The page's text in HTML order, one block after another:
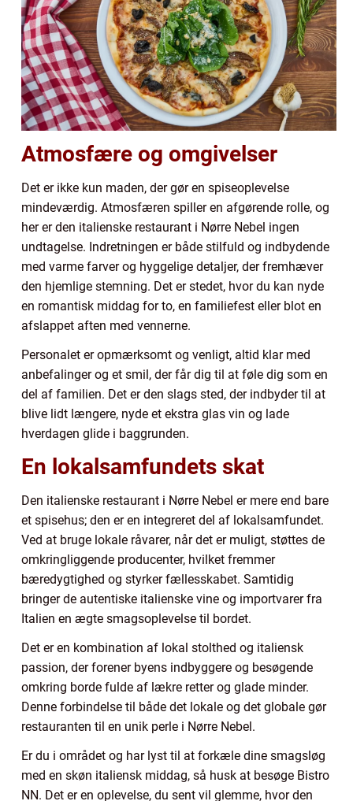
Atmosfære og omgivelser
Det er ikke kun maden, der gør en spiseoplevelse
mindeværdig. Atmosfæren spiller en afgørende rolle, og
her er den italienske restaurant i Nørre Nebel ingen
undtagelse. Indretningen er både stilfuld og indbydende
med varme farver og hyggelige detaljer, der fremhæver
den hjemlige stemning. Det er stedet, hvor du kan nyde
en romantisk middag for to, en familiefest eller blot en
afslappet aften med vennerne.
Personalet er opmærksomt og venligt, altid klar med
anbefalinger og et smil, der får dig til at føle dig som en
del af familien. Det er den slags sted, der indbyder til at
blive lidt længere, nyde et ekstra glas vin og lade
hverdagen glide i baggrunden.
En lokalsamfundets skat
Den italienske restaurant i Nørre Nebel er mere end bare
et spisehus; den er en integreret del af lokalsamfundet.
Ved at bruge lokale råvarer, når det er muligt, støttes de
omkringliggende producenter, hvilket fremmer
bæredygtighed og styrker fællesskabet. Samtidig
bringer de autentiske italienske vine og importvarer fra
Italien en ægte smagsoplevelse til bordet.
Det er en kombination af lokal stolthed og italiensk
passion, der forener byens indbyggere og besøgende
omkring borde fulde af lækre retter og glade minder.
Denne forbindelse til både det lokale og det globale gør
restauranten til en unik perle i Nørre Nebel.
Er du i området og har lyst til at forkæle dine smagsløg
med en skøn italiensk middag, så husk at besøge Bistro
NN. Det er en oplevelse, du sent vil glemme, hvor den